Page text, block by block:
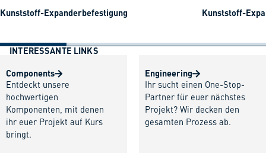
Kunststoff-Expanderbefestigung Kunststoff-
INTERESSANTE LINKS
Components
Entdeckt unsere
hochwertigen
Komponenten, mit denen
ihr euer Projekt auf Kurs
bringt.
Engineering
Ihr sucht einen One-Stop-
Partner für euer nächstes
Projekt? Wir decken den
gesamten Prozess ab.